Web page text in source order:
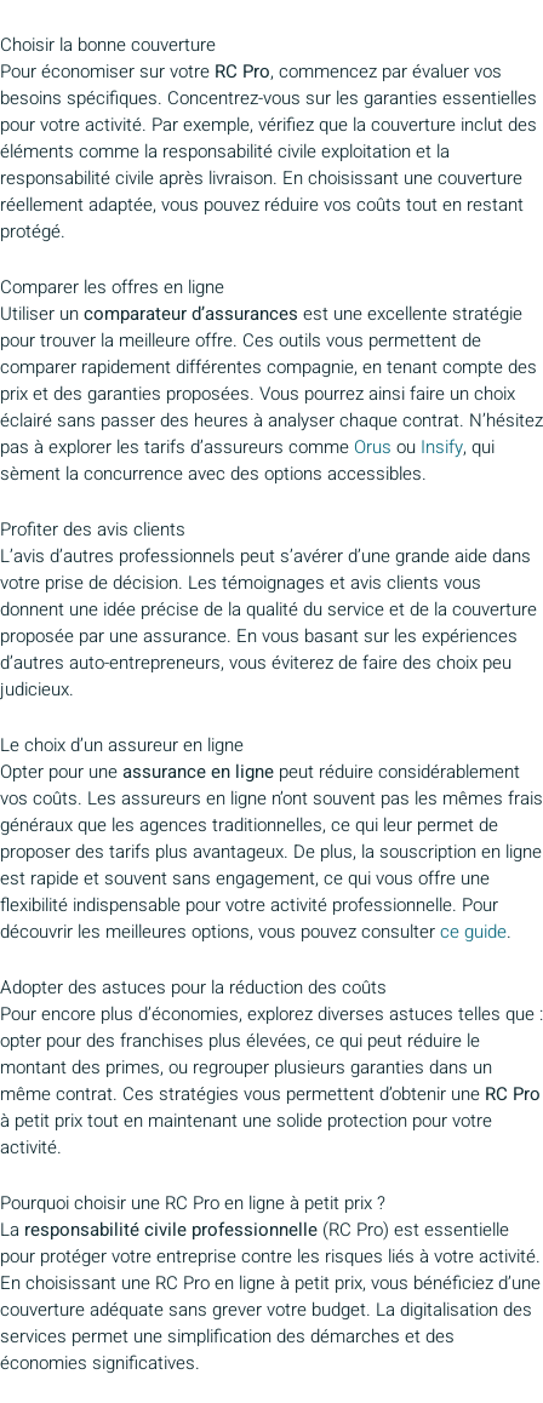
Choisir la bonne couverture
Pour économiser sur votre RC Pro, commencez par évaluer vos
besoins spécifiques. Concentrez-vous sur les garanties essentielles
pour votre activité. Par exemple, vérifiez que la couverture inclut des
éléments comme la responsabilité civile exploitation et la
responsabilité civile après livraison. En choisissant une couverture
réellement adaptée, vous pouvez réduire vos coûts tout en restant
protégé.
Comparer les offres en ligne
Utiliser uncomparateur d’assurances est une excellente stratégie
pour trouver la meilleure offre. Ces outils vous permettent de
comparer rapidement différentes compagnie, en tenant compte des
prix et des garanties proposées. Vous pourrez ainsi faire un choix
éclairé sans passer des heures à analyser chaque contrat. N’hésitez
pas à explorer les tarifs d’assureurs comme Orus ou Insify, qui
sèment la concurrence avec des options accessibles.
Profiter des avis clients
L’avis d’autres professionnels peut s’avérer d’une grande aide dans
votre prise de décision. Les témoignages et avis clients vous
donnent une idée précise de la qualité du service et de la couverture
proposée par une assurance. En vous basant sur les expériences
d’autres auto-entrepreneurs, vous éviterez de faire des choix peu
judicieux.
Le choix d’un assureur en ligne
Opter pour uneassurance en ligne peut réduire considérablement
vos coûts. Les assureurs en ligne n’ont souvent pas les mêmes frais
généraux que les agences traditionnelles, ce qui leur permet de
proposer des tarifs plus avantageux. De plus, la souscription en ligne
est rapide et souvent sans engagement, ce qui vous offre une
flexibilité indispensable pour votre activité professionnelle. Pour
découvrir les meilleures options, vous pouvez consulterce guide.
Adopter des astuces pour la réduction des coûts
Pour encore plus d’économies, explorez diverses astuces telles que :
opter pour des franchises plus élevées, ce qui peut réduire le
montant des primes, ou regrouper plusieurs garanties dans un
même contrat. Ces stratégies vous permettent d’obtenir une RC Pro
à petit prix tout en maintenant une solide protection pour votre
activité.
Pourquoi choisir une RC Pro en ligne à petit prix ?
La responsabilité civile professionnelle (RC Pro) est essentielle
pour protéger votre entreprise contre les risques liés à votre activité.
En choisissant une RC Pro en ligne à petit prix, vous bénéficiez d’une
couverture adéquate sans grever votre budget. La digitalisation des
services permet une simplification des démarches et des
économies significatives.